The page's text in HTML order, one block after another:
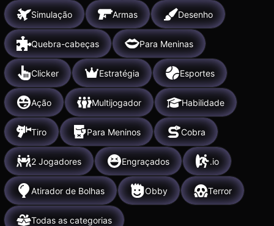
Simulação Armas Desenho
Quebra-cabeças Para Meninas
Clicker Estratégia Esportes
Ação Multijogador Habilidade
Tiro Para Meninos Cobra
2 Jogadores Engraçados .io
Atirador de Bolhas Obby Terror
Todas as categorias